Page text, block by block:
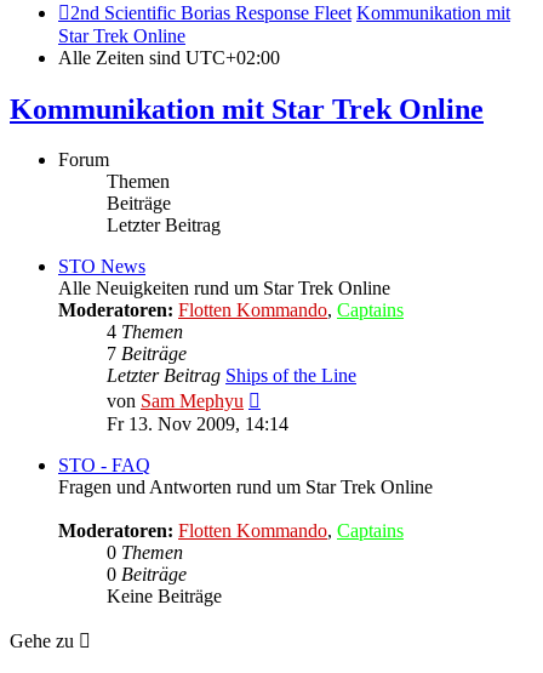
2nd Scientific Borias Response Fleet Kommunikation mit
Star Trek Online
Alle Zeiten sind UTC+02:00
Kommunikation mit Star Trek Online
Forum
Themen
Beiträge
Letzter Beitrag
STO News
Alle Neuigkeiten rund um Star Trek Online
Moderatoren: Flotten Kommando, Captains
4 Themen
7 Beiträge
Letzter Beitrag Ships of the Line
von Sam Mephyu
Beitrag
Fr 13. Nov 2009, 14:14
STO - FAQ
Fragen und Antworten rund um Star Trek Online
Moderatoren: Flotten Kommando, Captains
0 Themen
0 Beiträge
Keine Beiträge
Gehe zu